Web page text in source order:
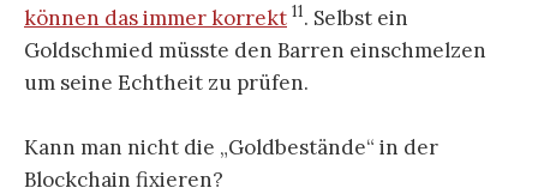
können das immer korrekt 11. Selbst ein
Goldschmied müsste den Barren einschmelzen
um seine Echtheit zu prüfen.
Kann man nicht die „Goldbestände“ in der
Blockchain fixieren?